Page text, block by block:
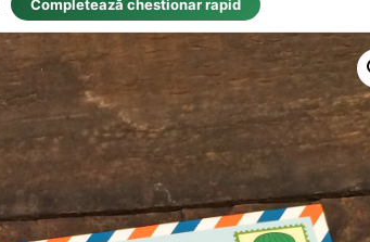
Completează chestionar rapid